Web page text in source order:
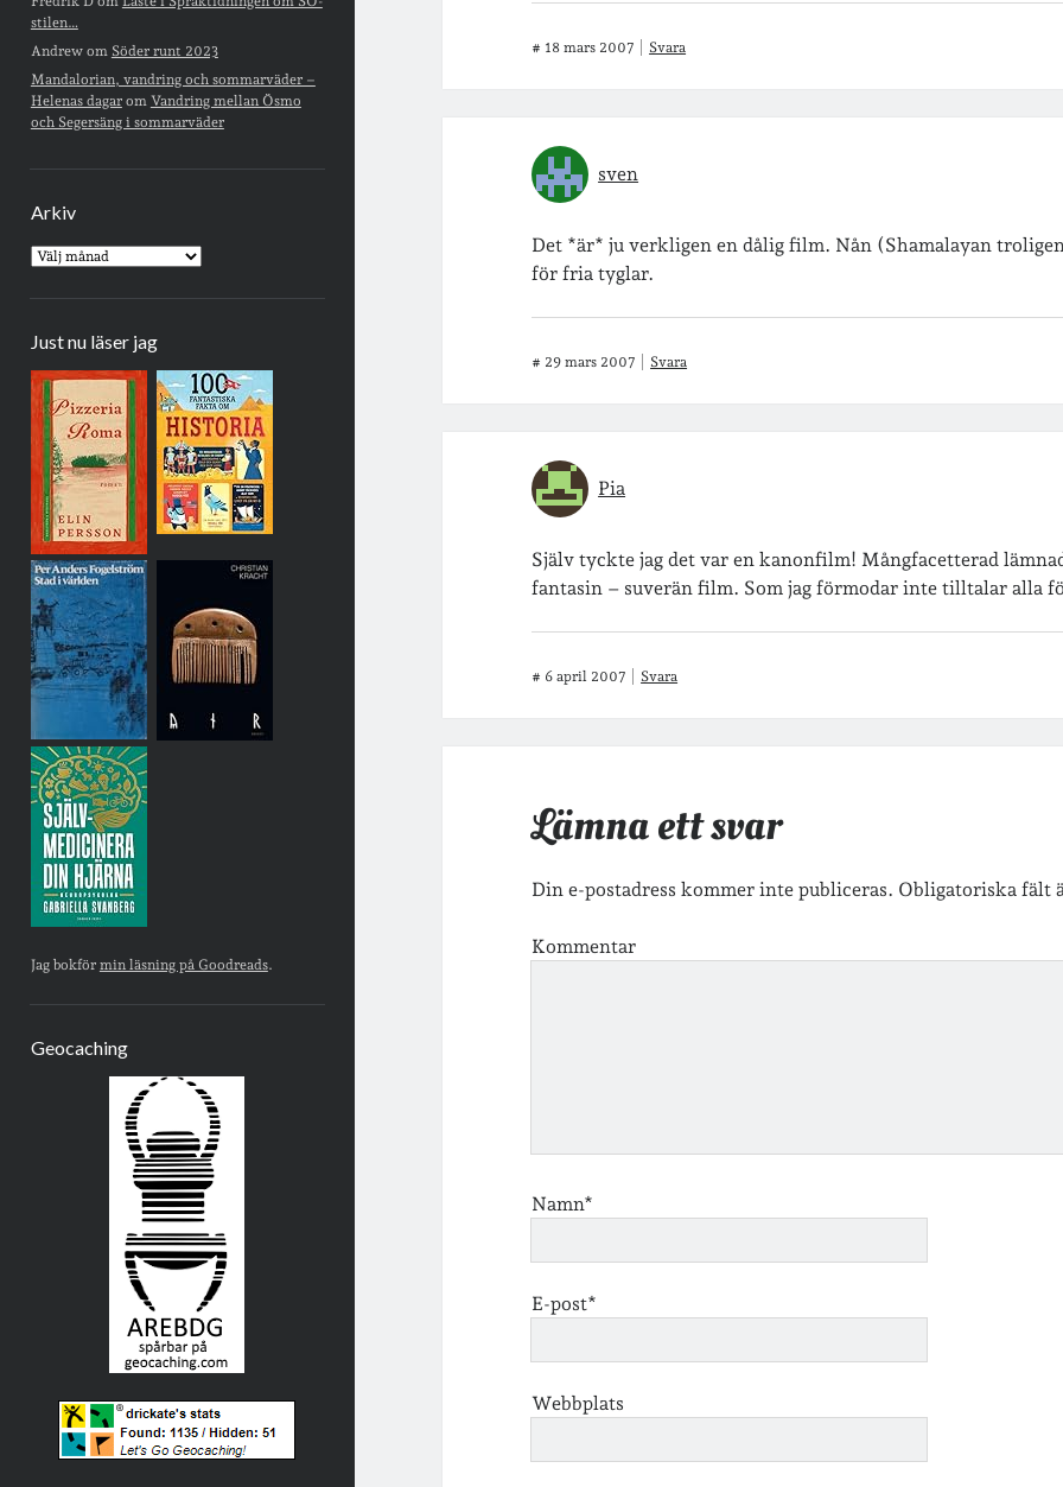
stilen…
Andrewom Söder runt 2023
Mandalorian, vandring och sommarväder –
Helenas dagarom Vandring mellan Ösmo
och Segersäng i sommarväder
Arkiv
Arkiv
Just nu läser jag
Jag bokför min läsning på Goodreads.
Geocaching
# 18 mars 2007 Svara
sven
Det *är* ju verkligen en dålig film. Nån (Shamalayan
för fria tyglar.
# 29 mars 2007 Svara
Pia
Själv tyckte jag det var en kanonfilm! Mångfacetterad
fantasin – suverän film. Som jag förmodar inte tilltalar alla
# 6 april 2007 Svara
Lämna ett svar
Din e-postadress kommer inte publiceras. Obligatoriska fält
Kommentar
Namn*
E-post*
Webbplats